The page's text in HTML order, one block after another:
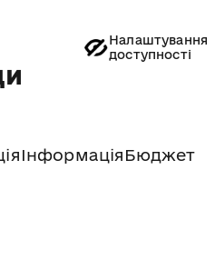
Налаштування
доступності
Інформація Бюджет